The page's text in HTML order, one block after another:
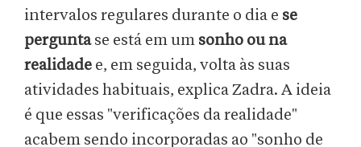
intervalos regulares durante o dia e se
perguntase está em um sonho ou na
realidade e, em seguida, volta às suas
atividades habituais, explica Zadra. A ideia
é que essas "verificações da realidade"
acabem sendo incorporadas ao "sonho de